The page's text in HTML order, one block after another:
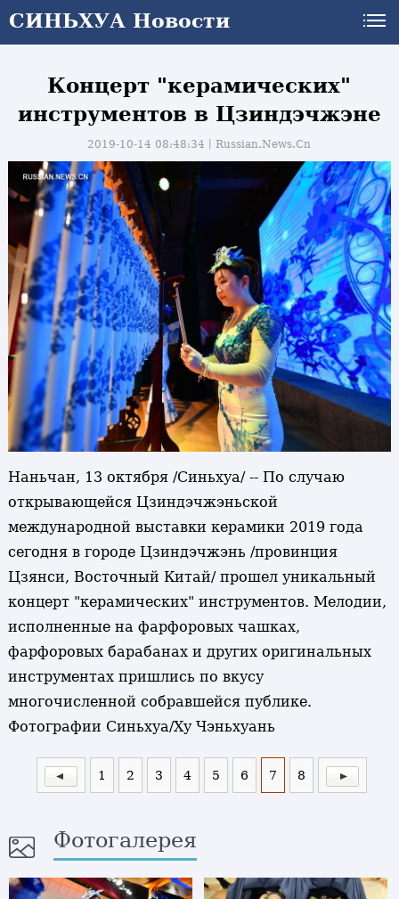
СИНЬХУА Новости
Концерт "керамических"
инструментов в Цзиндэчжэне
2019-10-14 08:48:34丨Russian.News.Cn
Наньчан, 13 октября /Синьхуа/ -- По случаю
открывающейся Цзиндэчжэньской
международной выставки керамики 2019 года
сегодня в городе Цзиндэчжэнь /провинция
Цзянси, Восточный Китай/ прошел уникальный
концерт "керамических" инструментов. Мелодии,
исполненные на фарфоровых чашках,
фарфоровых барабанах и других оригинальных
инструментах пришлись по вкусу
многочисленной собравшейся публике.
Фотографии Синьхуа/Ху Чэньхуань
1 2 3 4 5 6 7 8
Фотогалерея